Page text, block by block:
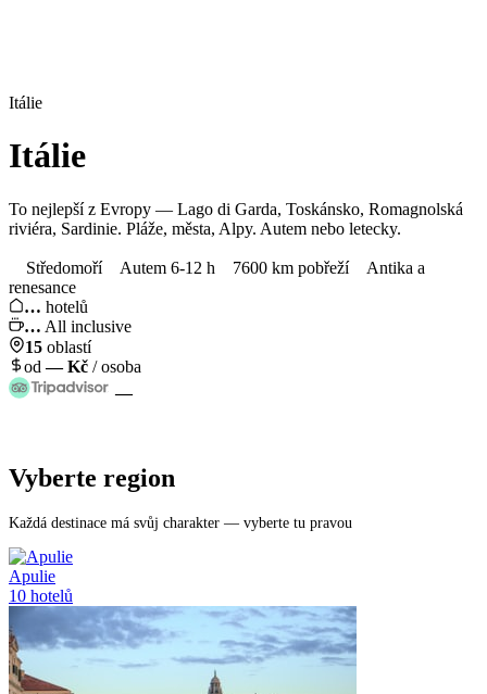
Itálie
Itálie
To nejlepší z Evropy — Lago di Garda, Toskánsko, Romagnolská
riviéra, Sardinie. Pláže, města, Alpy. Autem nebo letecky.
Středomoří Autem 6-12 h 7600 km pobřeží
Antika a
renesance
… hotelů
… All inclusive
15 oblastí
od—Kč / osoba
—
Vyberte region
Každá destinace má svůj charakter — vyberte tu pravou
Apulie
10 hotelů